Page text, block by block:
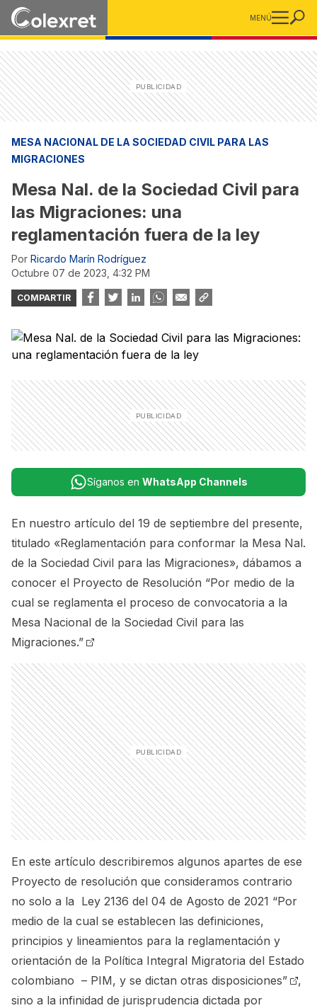
MENÚ
MESA NACIONAL DE LA SOCIEDAD CIVIL PARA LAS
MIGRACIONES
Mesa Nal. de la Sociedad Civil para
las Migraciones: una
reglamentación fuera de la ley
Por Ricardo Marín Rodríguez
octubre 07 de 2023, 4:32 PM
COMPARTIR
Síganos en WhatsApp Channels
En nuestro artículo del 19 de septiembre del presente,
titulado «Reglamentación para conformar la Mesa Nal.
de la Sociedad Civil para las Migraciones», dábamos a
conocer el Proyecto de Resolución “Por medio de la
cual se reglamenta el proceso de convocatoria a la
Mesa Nacional de la Sociedad Civil para las
Migraciones.”
En este artículo describiremos algunos apartes de ese
Proyecto de resolución que consideramos contrario
no solo a la Ley 2136 del 04 de Agosto de 2021 “Por
medio de la cual se establecen las definiciones,
principios y lineamientos para la reglamentación y
orientación de la Política Integral Migratoria del Estado
colombiano – PIM, y se dictan otras disposiciones”
,
sino a la infinidad de jurisprudencia dictada por